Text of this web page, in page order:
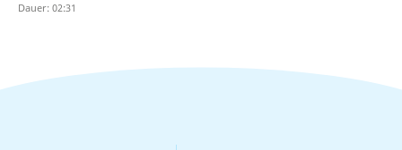
Dauer: 02:31